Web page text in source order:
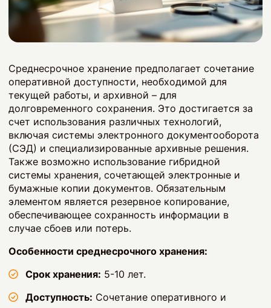
Среднесрочное хранение предполагает сочетание
оперативной доступности, необходимой для
текущей работы, и архивной – для
долговременного сохранения. Это достигается за
счет использования различных технологий,
включая системы электронного документооборота
(СЭД) и специализированные архивные решения.
Также возможно использование гибридной
системы хранения, сочетающей электронные и
бумажные копии документов. Обязательным
элементом является резервное копирование,
обеспечивающее сохранность информации в
случае сбоев или потерь.
Особенности среднесрочного хранения:
Срок хранения: 5-10 лет.
Доступность: Сочетание оперативного и